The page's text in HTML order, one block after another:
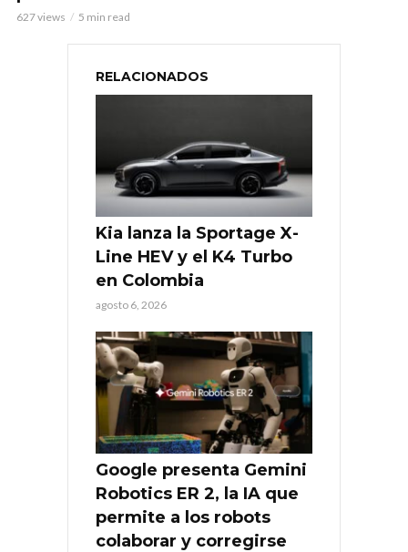
627 views 5 min read
RELACIONADOS
Kia lanza la Sportage X-
Line HEV y el K4 Turbo
en Colombia
agosto 6, 2026
Google presenta Gemini
Robotics ER 2, la IA que
permite a los robots
colaborar y corregirse